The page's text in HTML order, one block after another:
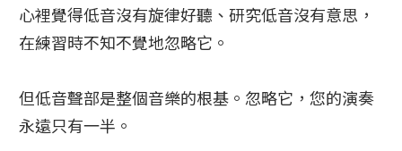
心裡覺得低音沒有旋律好聽、研究低音沒有意思，
在練習時不知不覺地忽略它。
但低音聲部是整個音樂的根基。忽略它，您的演奏
永遠只有一半。